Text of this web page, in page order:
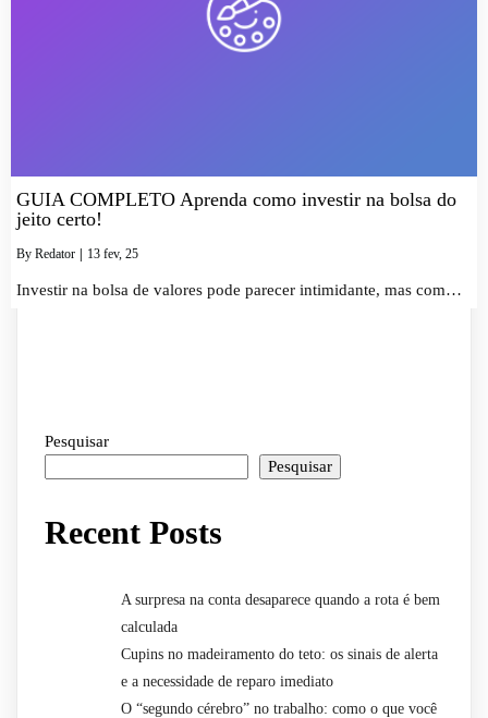
GUIA COMPLETO Aprenda como investir na bolsa do
jeito certo!
By Redator 13 fev, 25
Investir na bolsa de valores pode parecer intimidante, mas com…
Pesquisar
Pesquisar
Recent Posts
A surpresa na conta desaparece quando a rota é bem
calculada
Cupins no madeiramento do teto: os sinais de alerta
e a necessidade de reparo imediato
O “segundo cérebro” no trabalho: como o que você